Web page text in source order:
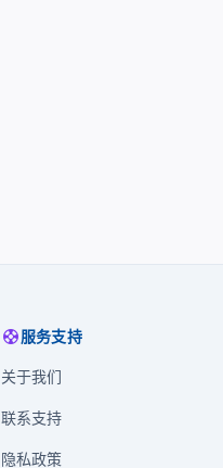
support服务支持
关于我们
联系支持
隐私政策